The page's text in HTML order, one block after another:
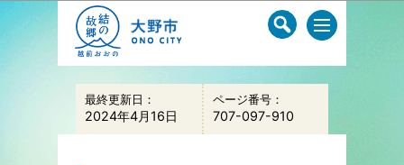
このページの本文へ移動
最終更新日：
2024年4月16日
ページ番号：
707-097-910